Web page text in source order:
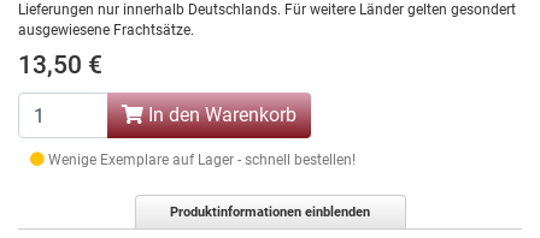
Lieferungen nur innerhalb Deutschlands. Für weitere Länder gelten gesondert
ausgewiesene Frachtsätze.
13,50 €
In den Warenkorb
Wenige Exemplare auf Lager - schnell bestellen!
Produktinformationen einblenden